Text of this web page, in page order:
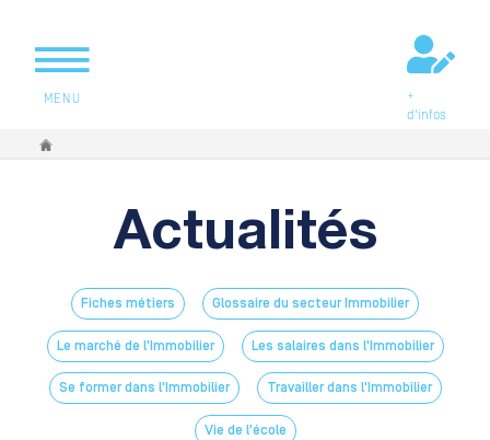
MENU
+
d'infos
Vous êtes ici
Actualités
Fiches métiers Glossaire du secteur Immobilier
Le marché de l'Immobilier Les salaires dans l'Immobilier
Se former dans l'Immobilier Travailler dans l'Immobilier
Vie de l'école